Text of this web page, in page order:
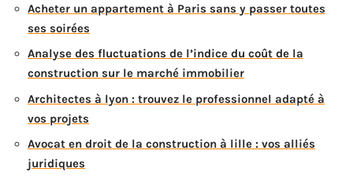
Acheter un appartement à Paris sans y passer toutes
ses soirées
Analyse des fluctuations de l’indice du coût de la
construction sur le marché immobilier
Architectes à lyon : trouvez le professionnel adapté à
vos projets
Avocat en droit de la construction à lille : vos alliés
juridiques